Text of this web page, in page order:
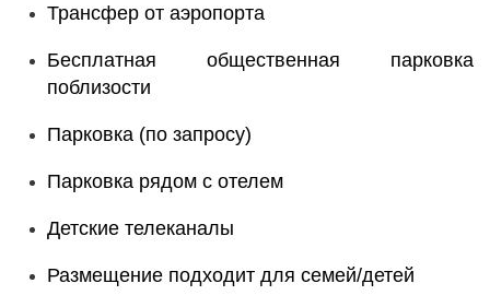
Трансфер от аэропорта
Бесплатная общественная парковка
поблизости
Парковка (по запросу)
Парковка рядом с отелем
Детские телеканалы
Размещение подходит для семей/детей